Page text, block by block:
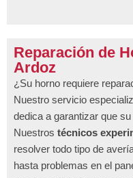
Reparación de
Ardoz
¿Su horno requiere
Nuestro servicio
dedica a garantizar que
Nuestros técnicos
resolver todo tipo de
hasta problemas en el